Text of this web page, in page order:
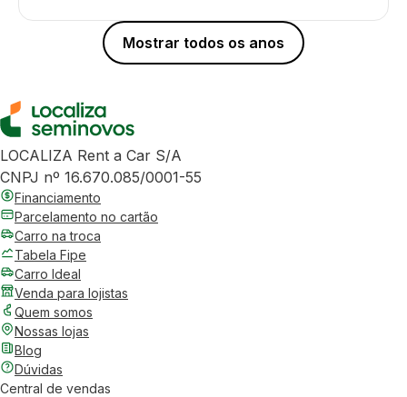
Mostrar todos os anos
LOCALIZA Rent a Car S/A
CNPJ nº 16.670.085/0001-55
Financiamento
Parcelamento no cartão
Carro na troca
Tabela Fipe
Carro Ideal
Venda para lojistas
Quem somos
Nossas lojas
Blog
Dúvidas
Central de vendas